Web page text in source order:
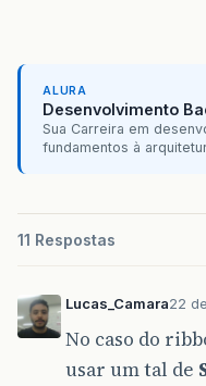
ALURA
Desenvolvimento
Sua Carreira em
fundamentos à
11 Respostas
Lucas_Camara22
No caso do
usar um tal de